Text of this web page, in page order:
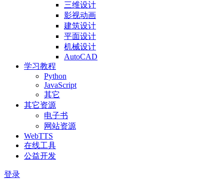
三维设计
影视动画
建筑设计
平面设计
机械设计
AutoCAD
学习教程
Python
JavaScript
其它
其它资源
电子书
网站资源
WebTTS
在线工具
公益开发
登录